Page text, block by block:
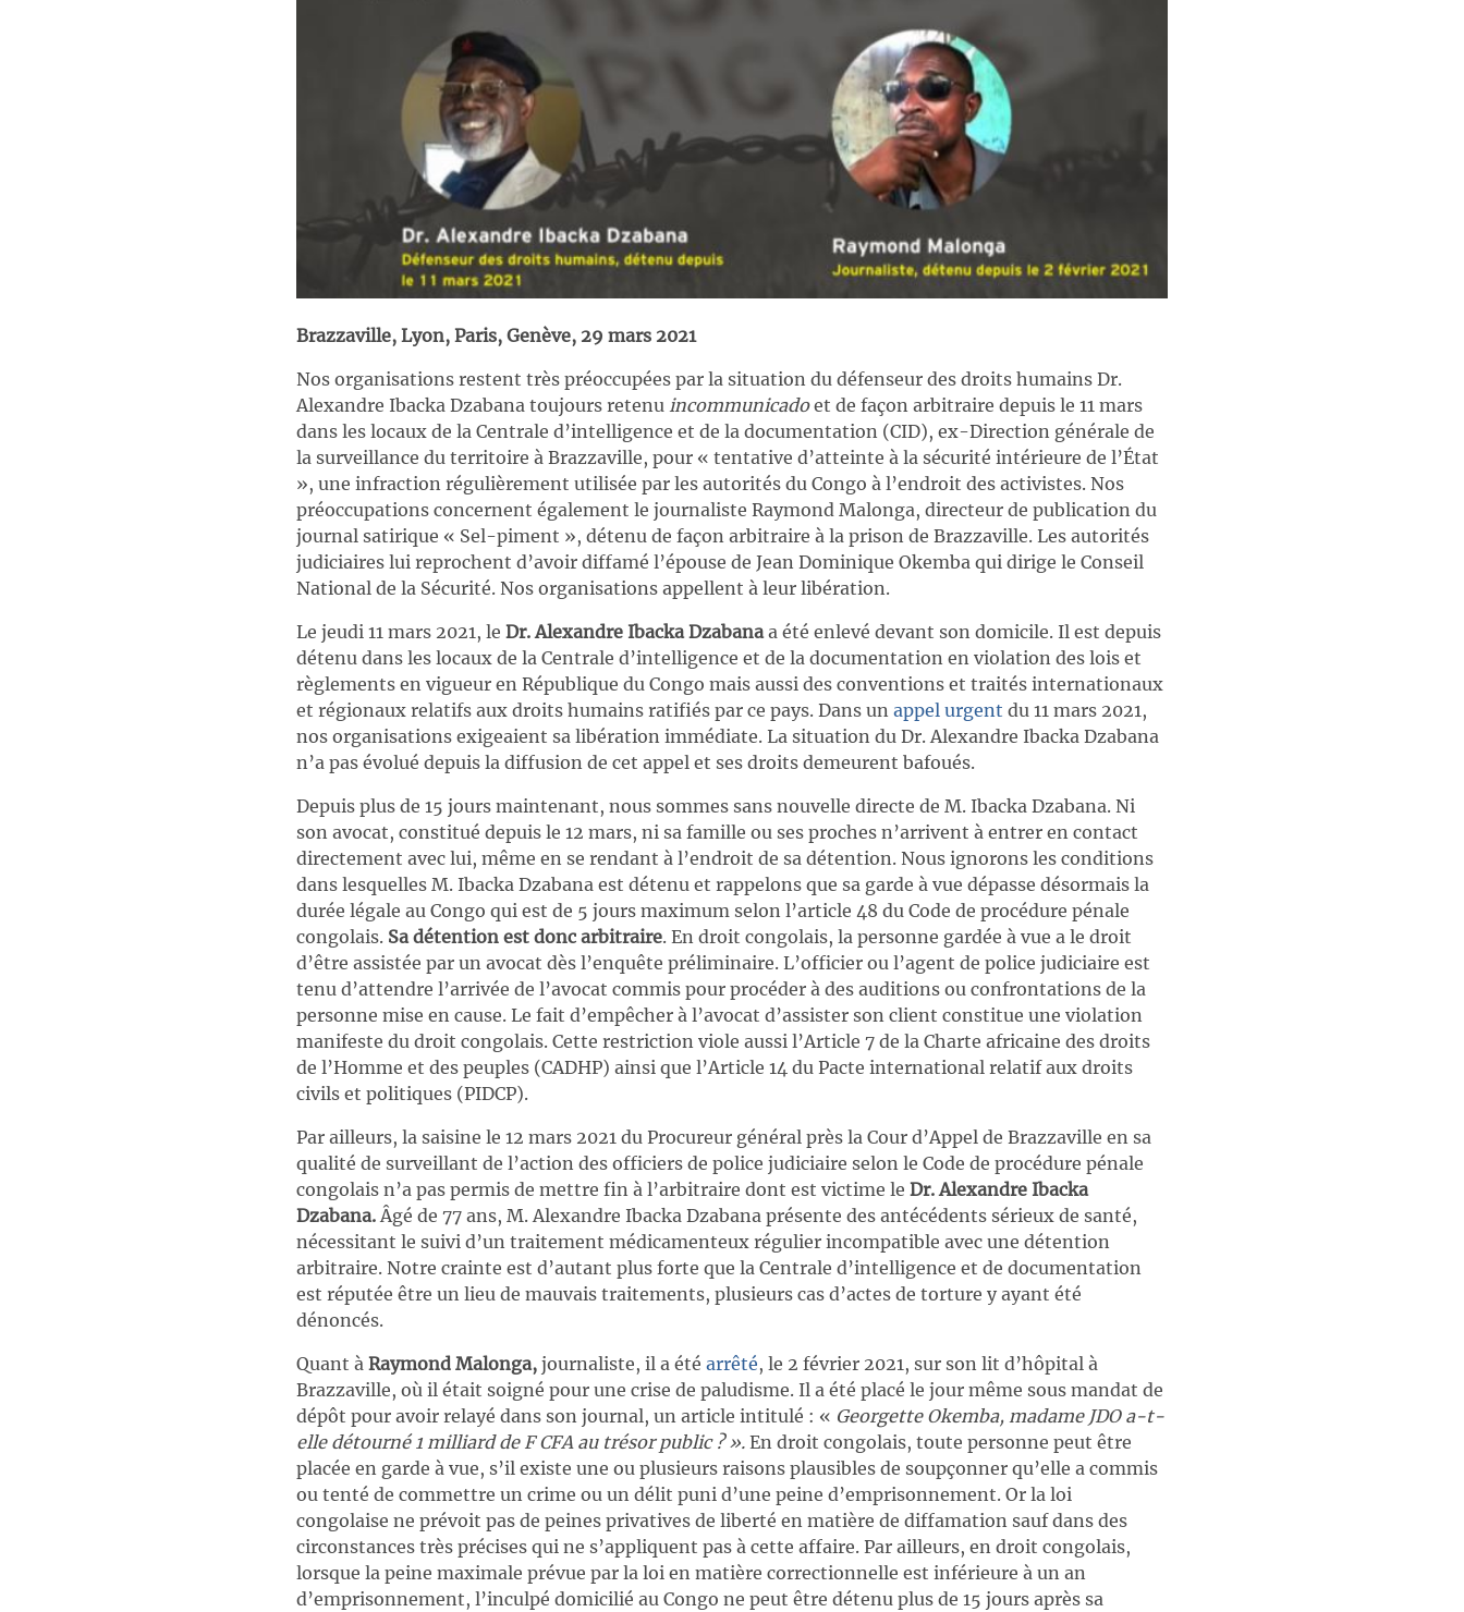
Brazzaville, Lyon, Paris, Genève, 29 mars 2021
Nos organisations restent très préoccupées par la situation du défenseur des droits humains Dr.
Alexandre Ibacka Dzabana toujours retenu incommunicadoet de façon arbitraire depuis le 11 mars
dans les locaux de la Centrale d’intelligence et de la documentation (CID), ex-Direction générale de
la surveillance du territoire à Brazzaville, pour « tentative d’atteinte à la sécurité intérieure de l’État
», une infraction régulièrement utilisée par les autorités du Congo à l’endroit des activistes. Nos
préoccupations concernent également le journaliste Raymond Malonga, directeur de publication du
journal satirique « Sel-piment », détenu de façon arbitraire à la prison de Brazzaville. Les autorités
judiciaires lui reprochent d’avoir diffamé l’épouse de Jean Dominique Okemba qui dirige le Conseil
National de la Sécurité. Nos organisations appellent à leur libération.
Le jeudi 11 mars 2021, le Dr. Alexandre Ibacka Dzabanaa été enlevé devant son domicile. Il est depuis
détenu dans les locaux de la Centrale d’intelligence et de la documentation en violation des lois et
règlements en vigueur en République du Congo mais aussi des conventions et traités internationaux
et régionaux relatifs aux droits humains ratifiés par ce pays. Dans un appel urgent du 11 mars 2021,
nos organisations exigeaient sa libération immédiate. La situation du Dr. Alexandre Ibacka Dzabana
n’a pas évolué depuis la diffusion de cet appel et ses droits demeurent bafoués.
Depuis plus de 15 jours maintenant, nous sommes sans nouvelle directe de M. Ibacka Dzabana. Ni
son avocat, constitué depuis le 12 mars, ni sa famille ou ses proches n’arrivent à entrer en contact
directement avec lui, même en se rendant à l’endroit de sa détention. Nous ignorons les conditions
dans lesquelles M. Ibacka Dzabana est détenu et rappelons que sa garde à vue dépasse désormais la
durée légale au Congo qui est de 5 jours maximum selon l’article 48 du Code de procédure pénale
congolais. Sa détention est donc arbitraire. En droit congolais, la personne gardée à vue a le droit
d’être assistée par un avocat dès l’enquête préliminaire. L’officier ou l’agent de police judiciaire est
tenu d’attendre l’arrivée de l’avocat commis pour procéder à des auditions ou confrontations de la
personne mise en cause. Le fait d’empêcher à l’avocat d’assister son client constitue une violation
manifeste du droit congolais. Cette restriction viole aussi l’Article 7 de la Charte africaine des droits
de l’Homme et des peuples (CADHP) ainsi que l’Article 14 du Pacte international relatif aux droits
civils et politiques (PIDCP).
Par ailleurs, la saisine le 12 mars 2021 du Procureur général près la Cour d’Appel de Brazzaville en sa
qualité de surveillant de l’action des officiers de police judiciaire selon le Code de procédure pénale
congolais n’a pas permis de mettre fin à l’arbitraire dont est victime le Dr. Alexandre Ibacka
Dzabana. Âgé de 77 ans, M. Alexandre Ibacka Dzabana présente des antécédents sérieux de santé,
nécessitant le suivi d’un traitement médicamenteux régulier incompatible avec une détention
arbitraire. Notre crainte est d’autant plus forte que la Centrale d’intelligence et de documentation
est réputée être un lieu de mauvais traitements, plusieurs cas d’actes de torture y ayant été
dénoncés.
Quant à Raymond Malonga, journaliste, il a été arrêté, le 2 février 2021, sur son lit d’hôpital à
Brazzaville, où il était soigné pour une crise de paludisme. Il a été placé le jour même sous mandat de
dépôt pour avoir relayé dans son journal, un article intitulé : « Georgette Okemba, madame JDO a-t-
elle détourné 1 milliard de F CFA au trésor public ? ». En droit congolais, toute personne peut être
placée en garde à vue, s’il existe une ou plusieurs raisons plausibles de soupçonner qu’elle a commis
ou tenté de commettre un crime ou un délit puni d’une peine d’emprisonnement. Or la loi
congolaise ne prévoit pas de peines privatives de liberté en matière de diffamation sauf dans des
circonstances très précises qui ne s’appliquent pas à cette affaire. Par ailleurs, en droit congolais,
lorsque la peine maximale prévue par la loi en matière correctionnelle est inférieure à un an
d’emprisonnement, l’inculpé domicilié au Congo ne peut être détenu plus de 15 jours après sa